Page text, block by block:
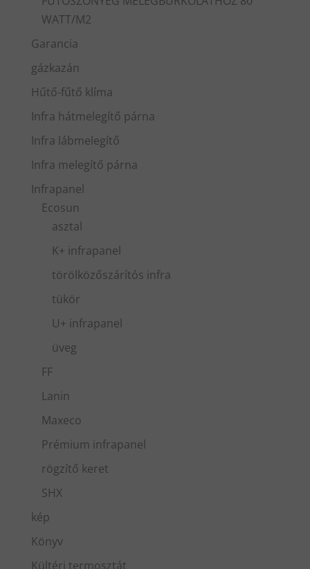
WATT/M2
Garancia
gázkazán
Hűtő-fűtő klíma
Infra hátmelegítő párna
Infra lábmelegítő
Infra melegítő párna
Infrapanel
Ecosun
asztal
K+ infrapanel
törölközőszárítós infra
tükör
U+ infrapanel
üveg
FF
Lanin
Maxeco
Prémium infrapanel
rögzítő keret
SHX
kép
Könyv
Kültéri termosztát